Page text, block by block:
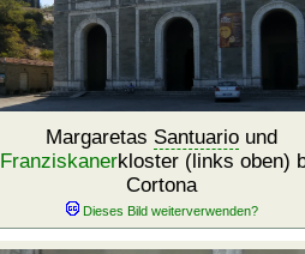
Margaretas Santuariound
Franziskanerkloster (links oben)
Cortona